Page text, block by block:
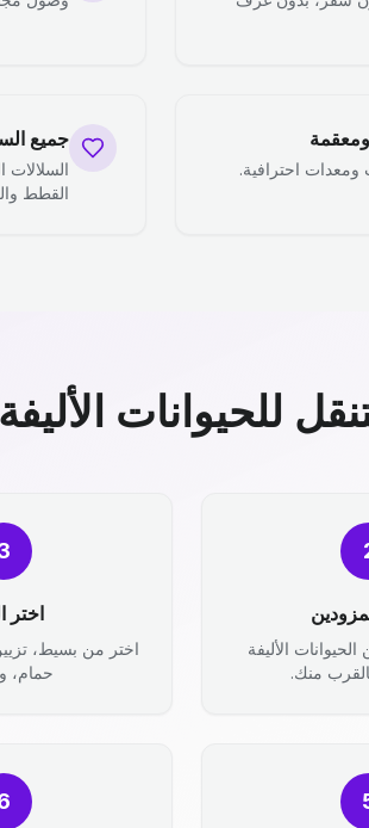
احترافية.
جميع
السلالات
القطط
للحيوانات الأليفة
الأليفة
منك.
اختر
اختر من بسيط،
حمام،